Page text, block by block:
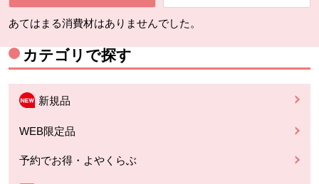
あてはまる消費材はありませんでした。
カテゴリで探す
新規品
WEB限定品
予約でお得・よやくらぶ